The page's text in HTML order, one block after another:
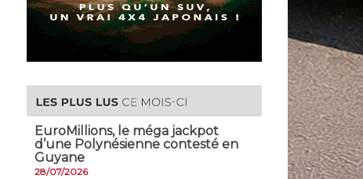
EuroMillions, ​le méga jackpot
d’une Polynésienne contesté en
Guyane
28/07/2026